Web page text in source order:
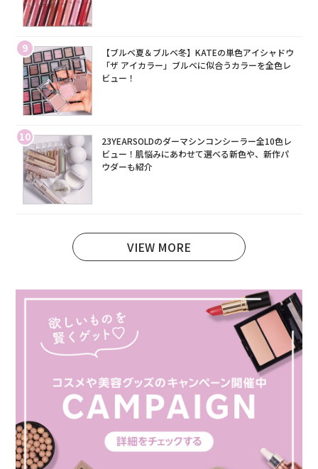
9
【ブルベ夏＆ブルベ冬】KATEの単色アイシャドウ
「ザ アイカラー」ブルベに似合うカラーを全色レ
ビュー！
10
23YEARSOLDのダーマシンコンシーラー全10色レ
ビュー！肌悩みにあわせて選べる新色や、新作パ
ウダーも紹介
VIEW MORE